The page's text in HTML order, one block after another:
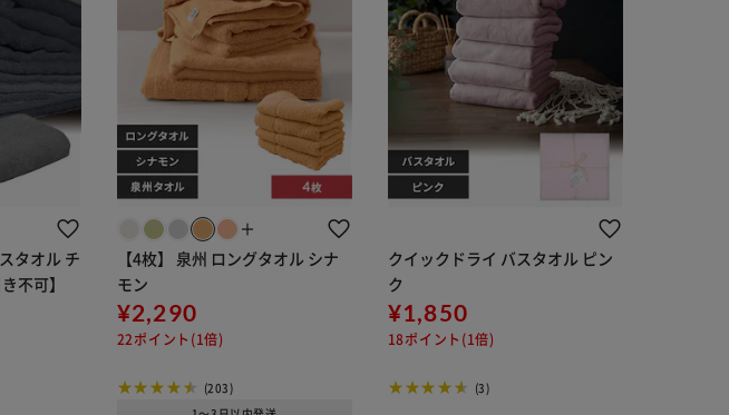
タオル チ
不可】
＋
【4枚】 泉州 ロングタオル シナ
モン
¥2,290
22ポイント(1倍)
(203)
クイックドライ バスタオル ピン
ク
¥1,850
18ポイント(1倍)
(3)